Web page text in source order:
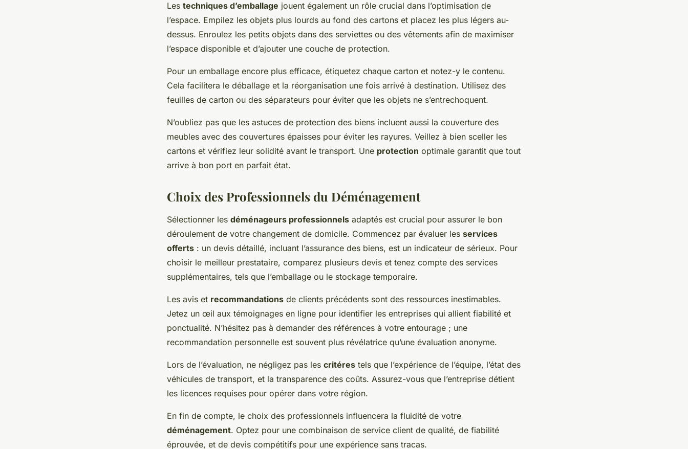
Les techniques d’emballage jouent également un rôle crucial dans l’optimisation de
l’espace. Empilez les objets plus lourds au fond des cartons et placez les plus légers au-
dessus. Enroulez les petits objets dans des serviettes ou des vêtements afin de maximiser
l’espace disponible et d’ajouter une couche de protection.
Pour un emballage encore plus efficace, étiquetez chaque carton et notez-y le contenu.
Cela facilitera le déballage et la réorganisation une fois arrivé à destination. Utilisez des
feuilles de carton ou des séparateurs pour éviter que les objets ne s’entrechoquent.
N’oubliez pas que les astuces de protection des biens incluent aussi la couverture des
meubles avec des couvertures épaisses pour éviter les rayures. Veillez à bien sceller les
cartons et vérifiez leur solidité avant le transport. Une protection optimale garantit que tout
arrive à bon port en parfait état.
Choix des Professionnels du Déménagement
Sélectionner les déménageurs professionnels adaptés est crucial pour assurer le bon
déroulement de votre changement de domicile. Commencez par évaluer les services
offerts : un devis détaillé, incluant l’assurance des biens, est un indicateur de sérieux. Pour
choisir le meilleur prestataire, comparez plusieurs devis et tenez compte des services
supplémentaires, tels que l’emballage ou le stockage temporaire.
Les avis et recommandations de clients précédents sont des ressources inestimables.
Jetez un œil aux témoignages en ligne pour identifier les entreprises qui allient fiabilité et
ponctualité. N’hésitez pas à demander des références à votre entourage ; une
recommandation personnelle est souvent plus révélatrice qu’une évaluation anonyme.
Lors de l’évaluation, ne négligez pas les critéres tels que l’expérience de l’équipe, l’état des
véhicules de transport, et la transparence des coûts. Assurez-vous que l’entreprise détient
les licences requises pour opérer dans votre région.
En fin de compte, le choix des professionnels influencera la fluidité de votre
déménagement. Optez pour une combinaison de service client de qualité, de fiabilité
éprouvée, et de devis compétitifs pour une expérience sans tracas.